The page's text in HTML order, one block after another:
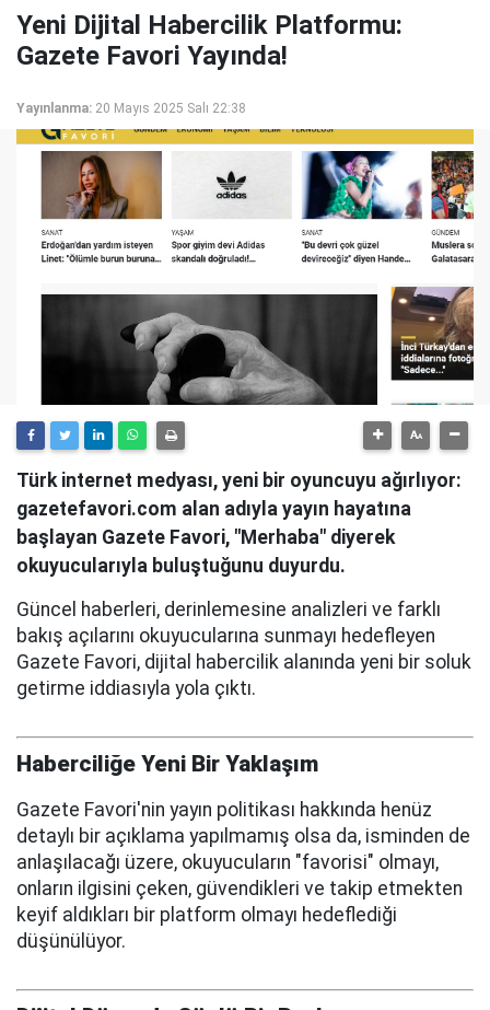
Yeni Dijital Habercilik Platformu:
Gazete Favori Yayında!
Yayınlanma: 20 Mayıs 2025 Salı 22:38
Türk internet medyası, yeni bir oyuncuyu ağırlıyor:
gazetefavori.com alan adıyla yayın hayatına
başlayan Gazete Favori, "Merhaba" diyerek
okuyucularıyla buluştuğunu duyurdu.
Güncel haberleri, derinlemesine analizleri ve farklı
bakış açılarını okuyucularına sunmayı hedefleyen
Gazete Favori, dijital habercilik alanında yeni bir soluk
getirme iddiasıyla yola çıktı.
Haberciliğe Yeni Bir Yaklaşım
Gazete Favori'nin yayın politikası hakkında henüz
detaylı bir açıklama yapılmamış olsa da, isminden de
anlaşılacağı üzere, okuyucuların "favorisi" olmayı,
onların ilgisini çeken, güvendikleri ve takip etmekten
keyif aldıkları bir platform olmayı hedeflediği
düşünülüyor.